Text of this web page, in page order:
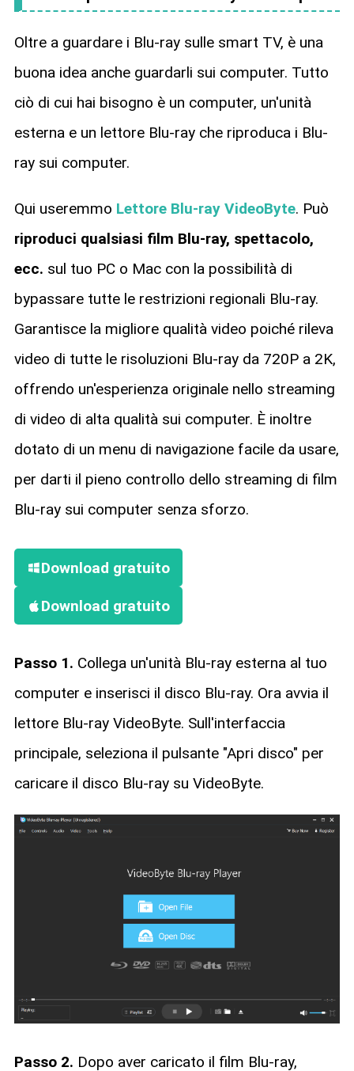
Oltre a guardare i Blu-ray sulle smart TV, è una
buona idea anche guardarli sui computer. Tutto
ciò di cui hai bisogno è un computer, un'unità
esterna e un lettore Blu-ray che riproduca i Blu-
ray sui computer.
Qui useremmo Lettore Blu-ray VideoByte. Può
riproduci qualsiasi film Blu-ray, spettacolo,
ecc. sul tuo PC o Mac con la possibilità di
bypassare tutte le restrizioni regionali Blu-ray.
Garantisce la migliore qualità video poiché rileva
video di tutte le risoluzioni Blu-ray da 720P a 2K,
offrendo un'esperienza originale nello streaming
di video di alta qualità sui computer. È inoltre
dotato di un menu di navigazione facile da usare,
per darti il pieno controllo dello streaming di film
Blu-ray sui computer senza sforzo.
Download gratuito
Download gratuito
Passo 1. Collega un'unità Blu-ray esterna al tuo
computer e inserisci il disco Blu-ray. Ora avvia il
lettore Blu-ray VideoByte. Sull'interfaccia
principale, seleziona il pulsante "Apri disco" per
caricare il disco Blu-ray su VideoByte.
Passo 2. Dopo aver caricato il film Blu-ray,